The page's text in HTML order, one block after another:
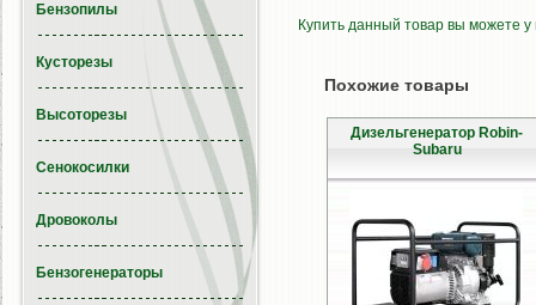
Купить данный товар вы можете
Похожие товары
Дизельгенератор Robin-
Subaru
Бензопилы
Кусторезы
Высоторезы
Сенокосилки
Дровоколы
Бензогенераторы